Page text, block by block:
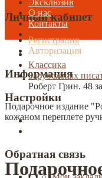
Личный кабинет
Регистрация
Авторизация
Информация
Настройки
Обратная связь
Эксклюзив
О нас
Контакты
Классика
Зарубежных
Роберт Грин. 48
Подарочное издание
кожаном переплете